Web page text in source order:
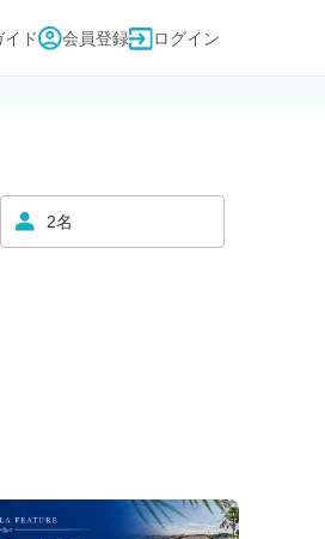
イド 会員登録 ログイン
2名